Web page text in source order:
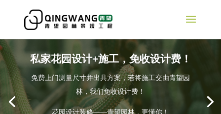
私家花园设计+施工，免收设计费！
免费上门测量尺寸并出具方案，若将施工交由青望园
林，我们免收设计费！
花园设计装修——青望园林，更懂你！